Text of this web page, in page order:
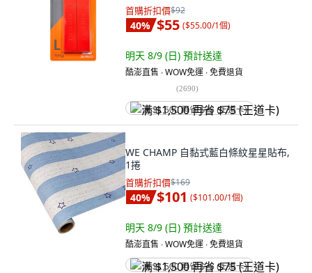
首購折扣價$92
40% $55 ($55.00/1個)
明天 8/9 (日) 預計送達
酷澎直售 ∙ WOW免運 ∙ 免費退貨
(2690)
满 $1,500 再省 $75 (王道卡)
WE CHAMP 自黏式藍白條紋星星貼布,
1捲
首購折扣價$169
40% $101 ($101.00/1個)
明天 8/9 (日) 預計送達
酷澎直售 ∙ WOW免運 ∙ 免費退貨
满 $1,500 再省 $75 (王道卡)